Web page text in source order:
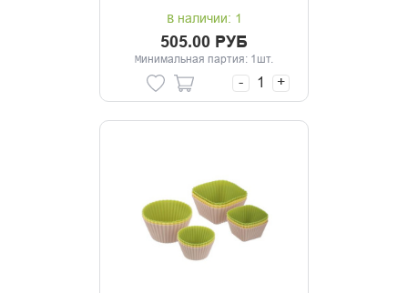
В наличии: 1
505.00 РУБ
Минимальная партия: 1шт.
- +